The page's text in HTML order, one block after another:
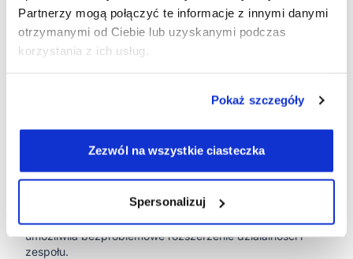
Partnerzy mogą połączyć te informacje z innymi danymi
otrzymanymi od Ciebie lub uzyskanymi podczas
korzystania z ich usług.
Pokaż szczegóły
Zezwól na wszystkie ciasteczka
Spersonalizuj
Terapeutycznemu SOL-FA szereg korzyści:
Oszczędność czasu- automatyzacja rutynowych zadań
zwolniła cenny czas terapeutów, który teraz mogą
organizacyjnych znacząco obniżyło poziom stresu
wygodę korzystania z usług centrum;
Lepsza kontrola finansowa- automatyczne raportowanie
Wsparcie rozwoju biznesu- sprawniejsza organizacja
umożliwiła bezproblemowe rozszerzenie działalności i
zespołu.